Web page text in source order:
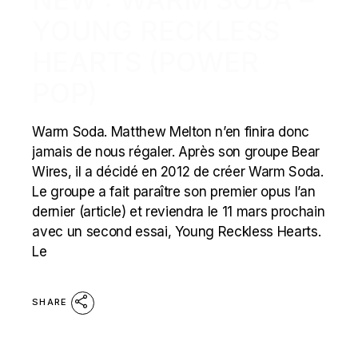
Warm Soda. Matthew Melton n’en finira donc
jamais de nous régaler. Après son groupe Bear
Wires, il a décidé en 2012 de créer Warm Soda.
Le groupe a fait paraître son premier opus l’an
dernier (article) et reviendra le 11 mars prochain
avec un second essai, Young Reckless Hearts.
Le
SHARE